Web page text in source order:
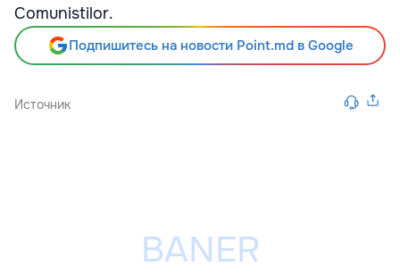
Comunistilor.
Подпишитесь на новости Point.md в Google
Источник